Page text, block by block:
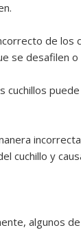
de los
se desafilen o
cuchillos
cuchillo y
algunos